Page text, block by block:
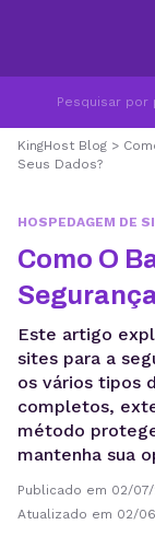
KingHost Blog >
Seus Dados?
HOSPEDAGEM DE
Como O
Este artigo
sites para a
os vários tipos
completos,
método
mantenha sua
Publicado em 02/
Atualizado em 02/